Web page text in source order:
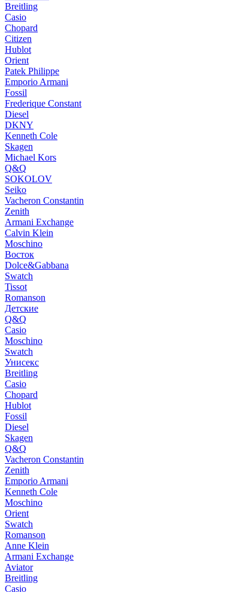
Breitling
Casio
Chopard
Citizen
Hublot
Orient
Patek Philippe
Emporio Armani
Fossil
Frederique Constant
Diesel
DKNY
Kenneth Cole
Skagen
Michael Kors
Q&Q
SOKOLOV
Seiko
Vacheron Constantin
Zenith
Armani Exchange
Calvin Klein
Moschino
Восток
Dolce&Gabbana
Swatch
Tissot
Romanson
Детские
Q&Q
Casio
Moschino
Swatch
Унисекс
Breitling
Casio
Chopard
Hublot
Fossil
Diesel
Skagen
Q&Q
Vacheron Constantin
Zenith
Emporio Armani
Kenneth Cole
Moschino
Orient
Swatch
Romanson
Anne Klein
Armani Exchange
Aviator
Breitling
Casio